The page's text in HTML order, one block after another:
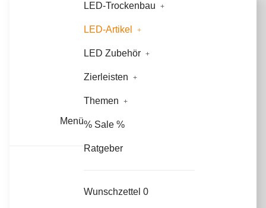
Menü
LED-Trockenbau
LED-Artikel
LED Zubehör
Zierleisten
Themen
% Sale %
Ratgeber
Wunschzettel 0